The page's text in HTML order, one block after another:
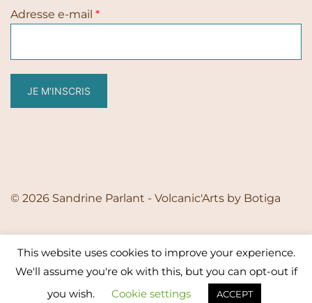
Adresse e-mail *
JE M'INSCRIS
© 2026 Sandrine Parlant - Volcanic'Arts by Botiga
This website uses cookies to improve your experience.
We'll assume you're ok with this, but you can opt-out if
you wish.
Cookie settings ACCEPT